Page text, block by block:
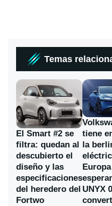
Temas
El Smart #2 se
filtra: quedan al
descubierto el
diseño y las
especificaciones
del heredero del
Fortwo
tiene
la
UNYX